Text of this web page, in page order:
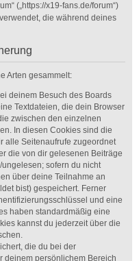
(„https://x19-fans.de/forum“)
die während deines
Arten gesammelt:
deinem Besuch des Boards
Textdateien, die dein Browser
zwischen den einzelnen
In diesen Cookies sind die
alle Seitenaufrufe zugeordnet
die von dir gelesenen Beiträge
sofern du nicht
über deine Teilnahme an
bist) gespeichert. Ferner
und eine
haben standardmäßig eine
kannst du jederzeit über die
die du bei der
deinem persönlichem Bereich